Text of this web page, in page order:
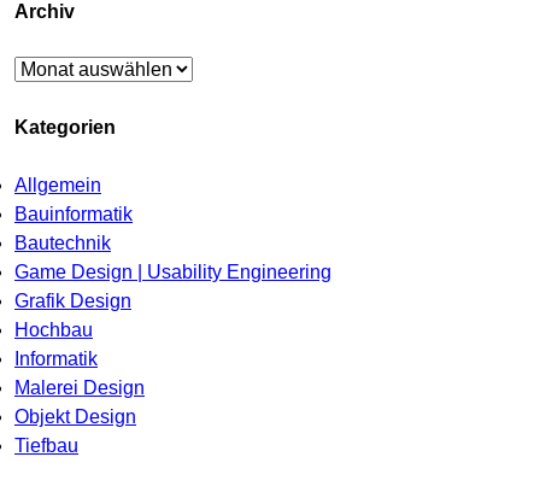
Archiv
Archiv
Kategorien
Allgemein
Bauinformatik
Bautechnik
Game Design | Usability Engineering
Grafik Design
Hochbau
Informatik
Malerei Design
Objekt Design
Tiefbau